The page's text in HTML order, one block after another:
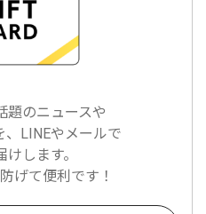
題のニュースや
、LINEやメールで
します。
げて便利です！